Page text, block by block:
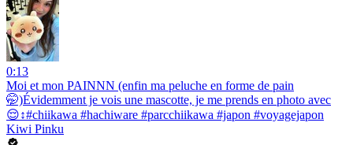
0:13
Moi et mon PAINNN (enfin ma peluche en forme de pain
🤭)Évidemment je vois une mascotte, je me prends en photo avec
😌↕️#chiikawa #hachiware #parcchiikawa #japon #voyagejapon
Kiwi Pinku